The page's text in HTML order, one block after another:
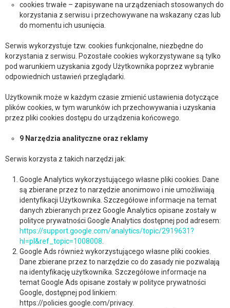
cookies trwałe – zapisywane na urządzeniach stosowanych do
korzystania z serwisu i przechowywane na wskazany czas lub
do momentu ich usunięcia.
Serwis wykorzystuje tzw. cookies funkcjonalne, niezbędne do
korzystania z serwisu. Pozostałe cookies wykorzystywane są tylko
pod warunkiem uzyskania zgody Użytkownika poprzez wybranie
odpowiednich ustawień przeglądarki.
Użytkownik może w każdym czasie zmienić ustawienia dotyczące
plików cookies, w tym warunków ich przechowywania i uzyskania
przez pliki cookies dostępu do urządzenia końcowego.
9 Narzędzia analityczne oraz reklamy
Serwis korzysta z takich narzędzi jak:
Google Analytics wykorzystującego własne pliki cookies. Dane
są zbierane przez to narzędzie anonimowo i nie umożliwiają
identyfikacji Użytkownika. Szczegółowe informacje na temat
danych zbieranych przez Google Analytics opisane zostały w
polityce prywatności Google Analytics dostępnej pod adresem:
https://support.google.com/analytics/topic/2919631?
hl=pl&ref_topic=1008008
Google Ads również wykorzystującego własne pliki cookies.
Dane zbierane przez to narzędzie co do zasady nie pozwalają
na identyfikację użytkownika. Szczegółowe informacje na
temat Google Ads opisane zostały w polityce prywatności
Google, dostępnej pod linkiem:
https://policies.google.com/privacy.